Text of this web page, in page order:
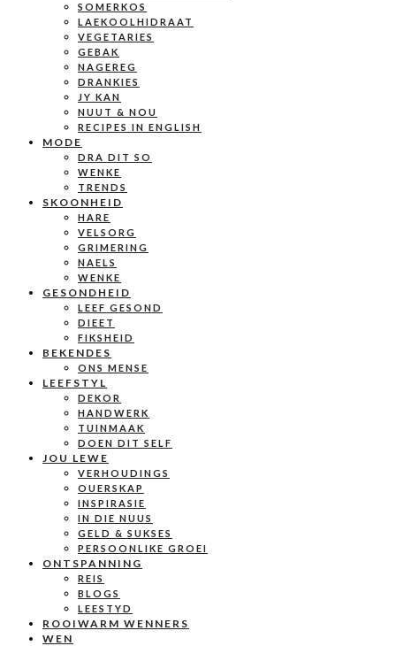
SOMERKOS
LAEKOOLHIDRAAT
VEGETARIES
GEBAK
NAGEREG
DRANKIES
JY KAN
NUUT & NOU
RECIPES IN ENGLISH
MODE
DRA DIT SO
WENKE
TRENDS
SKOONHEID
HARE
VELSORG
GRIMERING
NAELS
WENKE
GESONDHEID
LEEF GESOND
DIEET
FIKSHEID
BEKENDES
ONS MENSE
LEEFSTYL
DEKOR
HANDWERK
TUINMAAK
DOEN DIT SELF
JOU LEWE
VERHOUDINGS
OUERSKAP
INSPIRASIE
IN DIE NUUS
GELD & SUKSES
PERSOONLIKE GROEI
ONTSPANNING
REIS
BLOGS
LEESTYD
ROOIWARM WENNERS
WEN